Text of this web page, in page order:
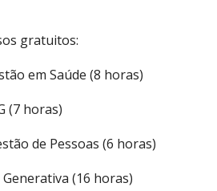
gratuitos:
em Saúde (8 horas)
(7 horas)
de Pessoas (6 horas)
(16 horas)